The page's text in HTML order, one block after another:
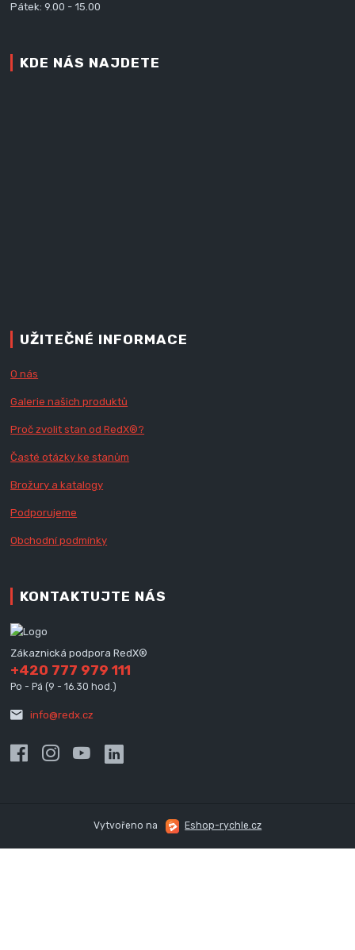
Pátek: 9.00 - 15.00
KDE NÁS NAJDETE
UŽITEČNÉ INFORMACE
O nás
Galerie našich produktů
Proč zvolit stan od RedX®?
Časté otázky ke stanům
Brožury a katalogy
Podporujeme
Obchodní podmínky
KONTAKTUJTE NÁS
Zákaznická podpora RedX®
+420 777 979 111
Po - Pá (9 - 16.30 hod.)
info@redx.cz
Vytvořeno na Eshop-rychle.cz